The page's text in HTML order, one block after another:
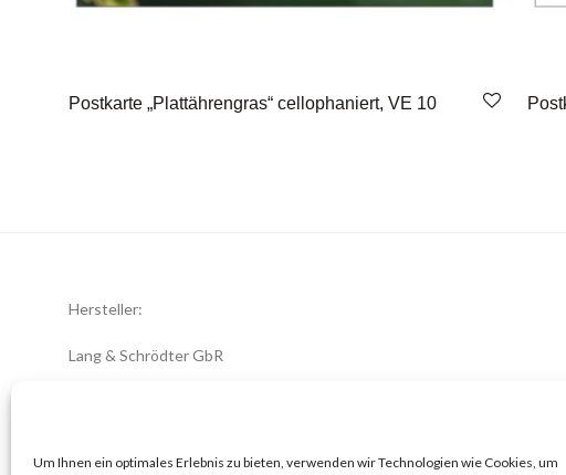
Um Ihnen ein optimales Erlebnis zu bieten, verwenden wir Technologien wie Cookies, um
Postkarte „Plattährengras“ cellophaniert, VE 10
Hersteller:
Lang & Schrödter GbR